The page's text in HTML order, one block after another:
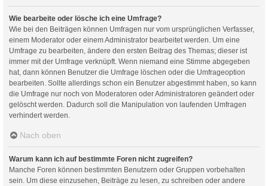
Wie bearbeite oder lösche ich eine Umfrage?
Wie bei den Beiträgen können Umfragen nur vom ursprünglichen Verfasser,
einem Moderator oder einem Administrator bearbeitet werden. Um eine
Umfrage zu bearbeiten, ändere den ersten Beitrag des Themas; dieser ist
immer mit der Umfrage verknüpft. Wenn niemand eine Stimme abgegeben
hat, dann können Benutzer die Umfrage löschen oder die Umfrageoption
bearbeiten. Sollte allerdings schon ein Benutzer abgestimmt haben, so kann
die Umfrage nur noch von Moderatoren oder Administratoren geändert oder
gelöscht werden. Dadurch soll die Manipulation von laufenden Umfragen
verhindert werden.
Nach oben
Warum kann ich auf bestimmte Foren nicht zugreifen?
Manche Foren können bestimmten Benutzern oder Gruppen vorbehalten
sein. Um diese einzusehen, Beiträge zu lesen, zu schreiben oder andere